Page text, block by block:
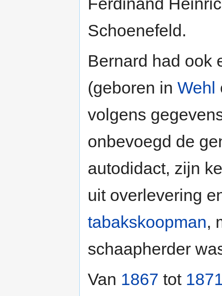
Schoenefeld.
Bernard had ook
(geboren in Wehl
volgens
onbevoegd de
autodidact, zijn
uit overlevering
tabakskoopman,
schaapherder
Van 1867 tot